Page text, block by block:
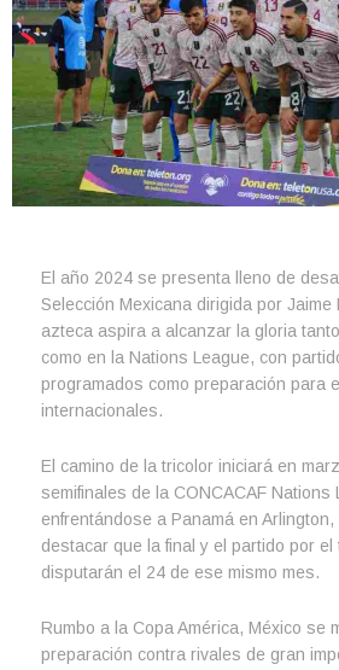
El año 2024 se presenta lleno de
Selección Mexicana dirigida por Jaime
azteca aspira a alcanzar la gloria
como en la Nations League, con
programados como preparación para
internacionales.
El camino de la tricolor iniciará en
semifinales de la CONCACAF Nations
enfrentándose a Panamá en
destacar que la final y el partido por
disputarán el 24 de ese mismo mes.
Rumbo a la Copa América, México se
preparación contra rivales de gran